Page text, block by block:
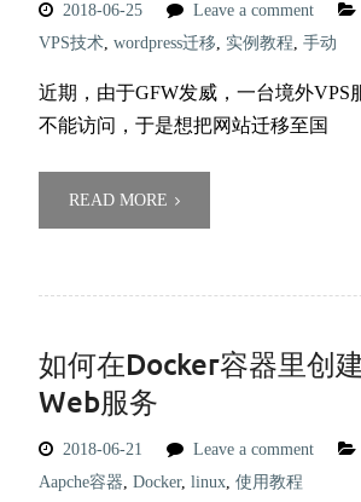
2018-06-25 Leave a comment
VPS技术, wordpress迁移, 实例教程, 手动
近期，由于GFW发威，一台境外VPS
不能访问，于是想把网站迁移至国
READ MORE
如何在Docker容器里创
Web服务
2018-06-21 Leave a comment
Aapche容器, Docker, linux, 使用教程